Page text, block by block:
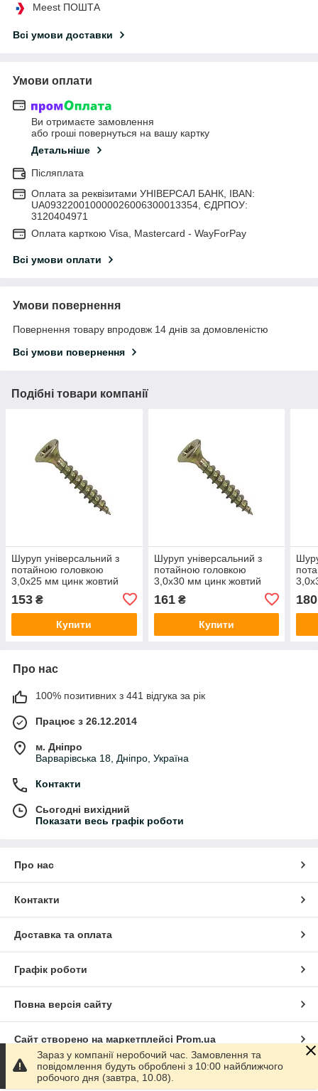
Meest ПОШТА
Всі умови доставки
Умови оплати
Ви отримаєте замовлення
або гроші повернуться на вашу картку
Детальніше
Післяплата
Оплата за реквізитами УНІВЕРСАЛ БАНК, IBAN:
UA093220010000026006300013354, ЄДРПОУ:
3120404971
Оплата карткою Visa, Mastercard - WayForPay
Всі умови оплати
Умови повернення
Повернення товару впродовж 14 днів за домовленістю
Всі умови повернення
Подібні товари компанії
Шуруп універсальний з
потайною головкою
3,0х25 мм цинк жовтий
153 ₴
Купити
Шуруп універсальний з
потайною головкою
3,0х30 мм цинк жовтий
161₴
Купити
180
Про нас
100% позитивних з 441 відгука за рік
Працює з 26.12.2014
м. Дніпро
Варварівська 18, Дніпро, Україна
Контакти
Сьогодні вихідний
Показати весь графік роботи
Про нас
Контакти
Доставка та оплата
Графік роботи
Повна версія сайту
Сайт створено на маркетплейсі Prom.ua
Політика конфіденційності
Зараз у компанії неробочий час. Замовлення та
повідомлення будуть оброблені з 10:00 найближчого
робочого дня (завтра, 10.08).